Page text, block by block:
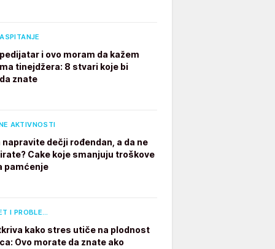
i ovo moram da kažem
tinejdžera: 8 stvari koje bi
znate
AKTIVNOSTI
napravite dečji rođendan, a da ne
Cake koje smanjuju troškove
pamćenje
I PROBLE…
kako stres utiče na plodnost
Ovo morate da znate ako